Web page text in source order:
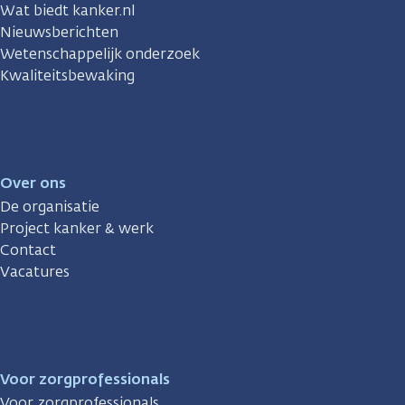
Wat biedt kanker.nl
Nieuwsberichten
Wetenschappelijk onderzoek
Kwaliteitsbewaking
Over ons
De organisatie
Project kanker & werk
Contact
Vacatures
Voor zorgprofessionals